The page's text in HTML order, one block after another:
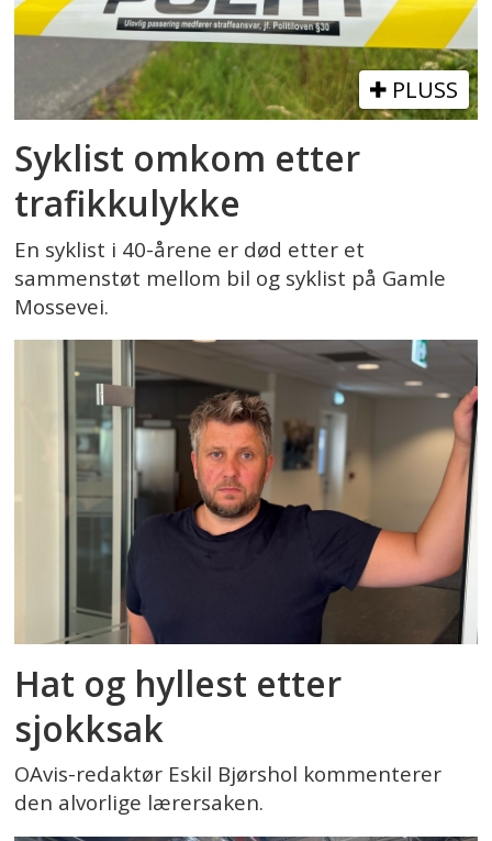
PLUSS
Syklist omkom etter
trafikkulykke
En syklist i 40-årene er død etter et
sammenstøt mellom bil og syklist på Gamle
Mossevei.
Hat og hyllest etter
sjokksak
OAvis-redaktør Eskil Bjørshol kommenterer
den alvorlige lærersaken.